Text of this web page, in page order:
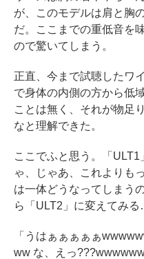
が、このモデルは肩と胸
だ。ここまでの重低音を
ので驚いてしまう。
正直、今まで試聴したワ
で身体の内側の方から低
ことは無く、それが物足
なと理解できた。
ここでふと思う。「
ゃ、じゃあ、これよりも
は一体どうなってしまう
ら「ULT2」に変えてみ
「うはぁぁぁぁぁ
ww な、えっ